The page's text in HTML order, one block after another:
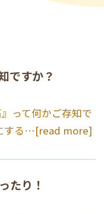
ですか？
って何かご存知で
する…[read more]
たり！